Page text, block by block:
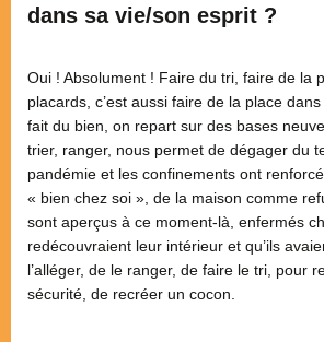
dans sa vie/son esprit ?
Oui ! Absolument ! Faire du tri, faire de la
placards, c’est aussi faire de la place
fait du bien, on repart sur des bases
trier, ranger, nous permet de dégager du
pandémie et les confinements ont
« bien chez soi », de la maison comme
sont aperçus à ce moment-là, enfermés
redécouvraient leur intérieur et qu’ils
l’alléger, de le ranger, de faire le tri, pour
sécurité, de recréer un cocon.